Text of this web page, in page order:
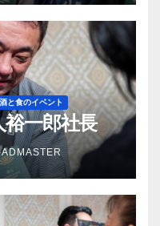
酒と食のイベント
一郎社長